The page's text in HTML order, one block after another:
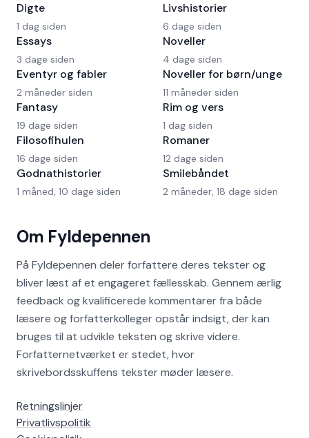
Om Fyldepennen
På Fyldepennen deler forfattere deres tekster og
bliver læst af et engageret fællesskab. Gennem ærlig
feedback og kvalificerede kommentarer fra både
læsere og forfatterkolleger opstår indsigt, der kan
bruges til at udvikle teksten og skrive videre.
Forfatternetværket er stedet, hvor
skrivebordsskuffens tekster møder læsere.
Retningslinjer
Privatlivspolitik
Digte
1 dag siden
Essays
3 dage siden
Eventyr og fabler
2 måneder siden
Fantasy
19 dage siden
Filosofihulen
16 dage siden
Godnathistorier
1 måned, 10 dage siden
Livshistorier
6 dage siden
Noveller
4 dage siden
Noveller for børn/unge
11 måneder siden
Rim og vers
1 dag siden
Romaner
12 dage siden
Smilebåndet
2 måneder, 18 dage siden